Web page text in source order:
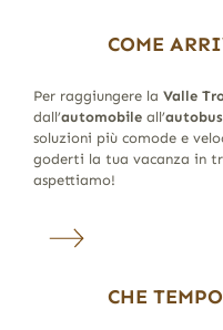
COME
Per raggiungere la Valle
dall’automobileall’autobus
soluzioni più comode e
goderti la tua vacanza in
aspettiamo!
CHE